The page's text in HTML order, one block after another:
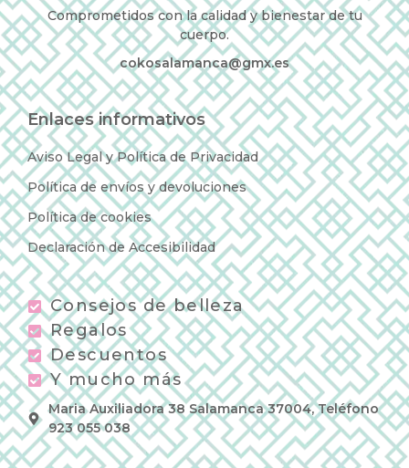
Comprometidos con la calidad y bienestar de tu
cuerpo.
cokosalamanca@gmx.es
Enlaces informativos
Aviso Legal y Política de Privacidad
Política de envíos y devoluciones
Política de cookies
Declaración de Accesibilidad
Consejos de belleza
Regalos
Descuentos
Y mucho más
Maria Auxiliadora 38 Salamanca 37004, Teléfono
923 055 038